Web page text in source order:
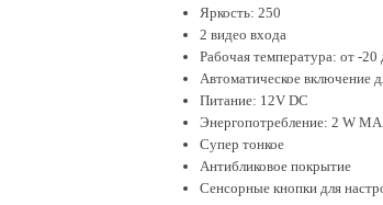
Яркость: 250
2 видео входа
Рабочая температура: от -20
Автоматическое включение
Питание: 12V DC
Энергопотребление: 2 W
Супер тонкое
Антибликовое покрытие
Сенсорные кнопки для